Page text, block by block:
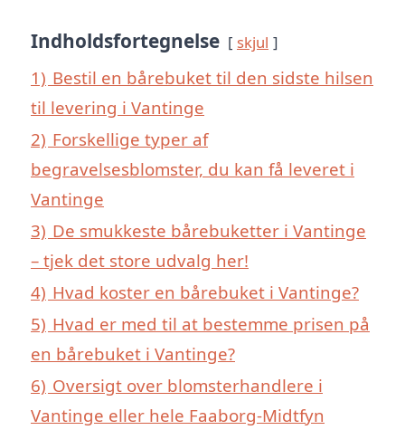
Indholdsfortegnelse skjul
1) Bestil en bårebuket til den sidste hilsen
til levering i Vantinge
2) Forskellige typer af
begravelsesblomster, du kan få leveret i
Vantinge
3) De smukkeste bårebuketter i Vantinge
– tjek det store udvalg her!
4) Hvad koster en bårebuket i Vantinge?
5) Hvad er med til at bestemme prisen på
en bårebuket i Vantinge?
6) Oversigt over blomsterhandlere i
Vantinge eller hele Faaborg-Midtfyn